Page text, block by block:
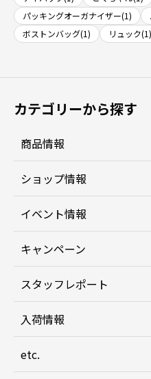
パッキングオーガナイザー(1)
ボストンバッグ(1)
リュック(1)
カテゴリーから探す
商品情報
ショップ情報
イベント情報
キャンペーン
スタッフレポート
入荷情報
etc.